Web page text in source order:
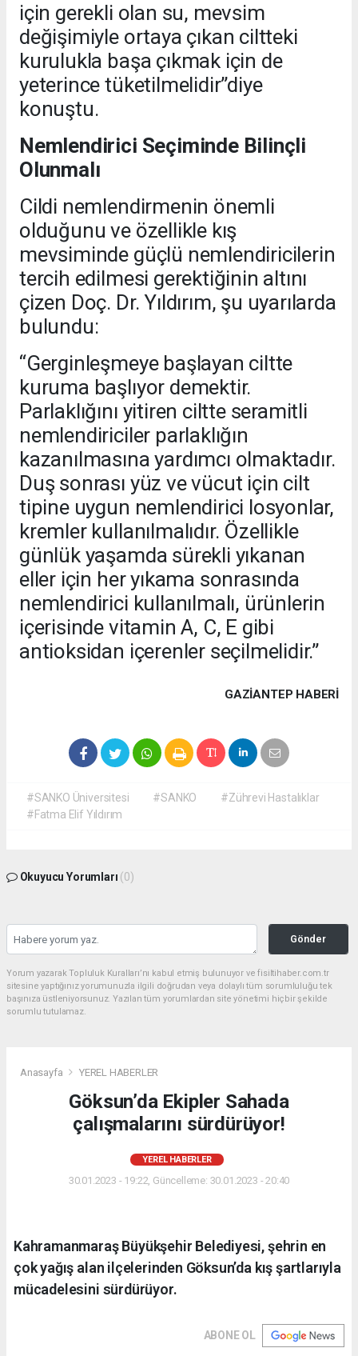
için gerekli olan su, mevsim
değişimiyle ortaya çıkan ciltteki
kurulukla başa çıkmak için de
yeterince tüketilmelidir”diye
konuştu.
Nemlendirici Seçiminde Bilinçli
Olunmalı
Cildi nemlendirmenin önemli
olduğunu ve özellikle kış
mevsiminde güçlü nemlendiricilerin
tercih edilmesi gerektiğinin altını
çizen Doç. Dr. Yıldırım, şu uyarılarda
bulundu:
“Gerginleşmeye başlayan ciltte
kuruma başlıyor demektir.
Parlaklığını yitiren ciltte seramitli
nemlendiriciler parlaklığın
kazanılmasına yardımcı olmaktadır.
Duş sonrası yüz ve vücut için cilt
tipine uygun nemlendirici losyonlar,
kremler kullanılmalıdır. Özellikle
günlük yaşamda sürekli yıkanan
eller için her yıkama sonrasında
nemlendirici kullanılmalı, ürünlerin
içerisinde vitamin A, C, E gibi
antioksidan içerenler seçilmelidir.”
GAZIANTEP HABERİ
#SANKO Üniversitesi #SANKO
#Zührevi Hastalıklar
#Fatma Elif Yıldırım
Okuyucu Yorumları (0)
Gönder
Yorum yazarak Topluluk Kuralları’nı kabul etmiş bulunuyor ve fisiltihaber.com.tr
sitesine yaptığınız yorumunuzla ilgili doğrudan veya dolaylı tüm sorumluluğu tek
başınıza üstleniyorsunuz. Yazılan tüm yorumlardan site yönetimi hiçbir şekilde
sorumlu tutulamaz.
Anasayfa YEREL HABERLER
Göksun’da Ekipler Sahada
çalışmalarını sürdürüyor!
YEREL HABERLER
30.01.2023 - 19:22, Güncelleme: 30.01.2023 - 20:40
Kahramanmaraş Büyükşehir Belediyesi, şehrin en
çok yağış alan ilçelerinden Göksun’da kış şartlarıyla
mücadelesini sürdürüyor.
ABONE OL